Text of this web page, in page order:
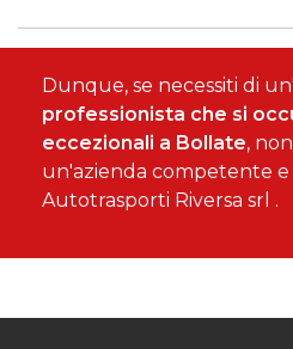
Dunque, se necessiti di un'
professionista che si
eccezionali a Bollate,
un'azienda competente
Autotrasporti Riversa srl .